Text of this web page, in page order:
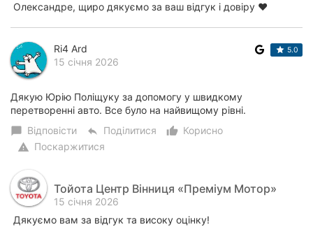
Олександре, щиро дякуємо за ваш відгук і довіру ❤️
Ri4 Ard
15 січня 2026
5.0
Дякую Юрію Поліщуку за допомогу у швидкому
перетворенні авто. Все було на найвищому рівні.
chat_bubble Відповісти reply Поділитися thumb_up_alt
Корисно
warning Поскаржитися
Тойота Центр Вінниця «Преміум Мотор»
15 січня 2026
Дякуємо вам за відгук та високу оцінку!